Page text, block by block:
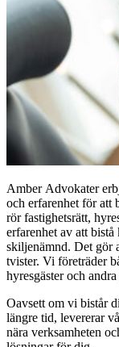
Amber Advokater
och erfarenhet för att
rör fastighetsrätt,
erfarenhet av att
skiljenämnd. Det gör
tvister. Vi företräder
hyresgäster och
Oavsett om vi bistår
längre tid, levererar
nära verksamheten